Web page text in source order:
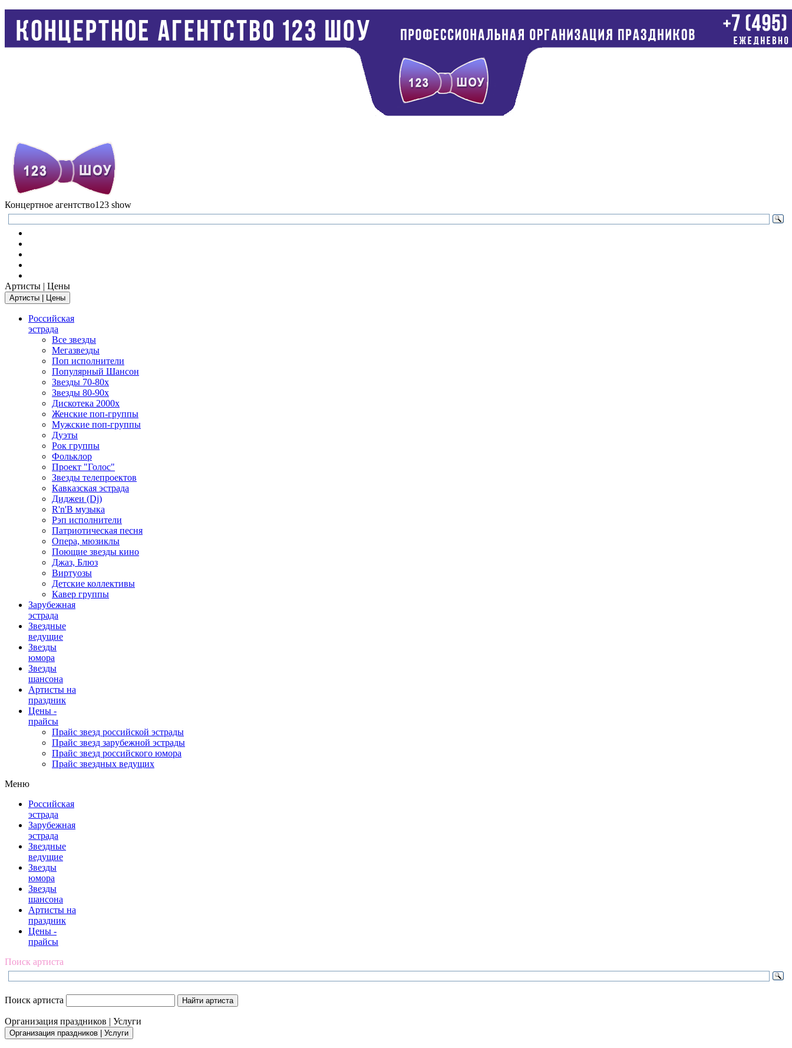
Концертное агентство123 show
Артисты | Цены
Артисты | Цены
Российская
эстрада
Все звезды
Мегазвезды
Поп исполнители
Популярный Шансон
Звезды 70-80х
Звезды 80-90х
Дискотека 2000х
Женские поп-группы
Мужские поп-группы
Дуэты
Рок группы
Фольклор
Проект "Голос"
Звезды телепроектов
Кавказская эстрада
Диджеи (Dj)
R'n'B музыка
Рэп исполнители
Патриотическая песня
Опера, мюзиклы
Поющие звезды кино
Джаз, Блюз
Виртуозы
Детские коллективы
Кавер группы
Зарубежная
эстрада
Звездные
ведущие
Звезды
юмора
Звезды
шансона
Артисты на
праздник
Цены -
прайсы
Прайс звезд российской эстрады
Прайс звезд зарубежной эстрады
Прайс звезд российского юмора
Прайс звездных ведущих
Меню
Российская
эстрада
Зарубежная
эстрада
Звездные
ведущие
Звезды
юмора
Звезды
шансона
Артисты на
праздник
Цены -
прайсы
Поиск артиста
Поиск артиста
Организация праздников | Услуги
Организация праздников | Услуги